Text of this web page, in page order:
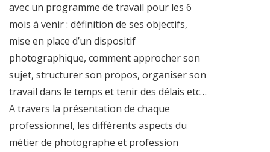
avec un programme de travail pour les 6
mois à venir : définition de ses objectifs,
mise en place d’un dispositif
photographique, comment approcher son
sujet, structurer son propos, organiser son
travail dans le temps et tenir des délais etc…
A travers la présentation de chaque
professionnel, les différents aspects du
métier de photographe et profession